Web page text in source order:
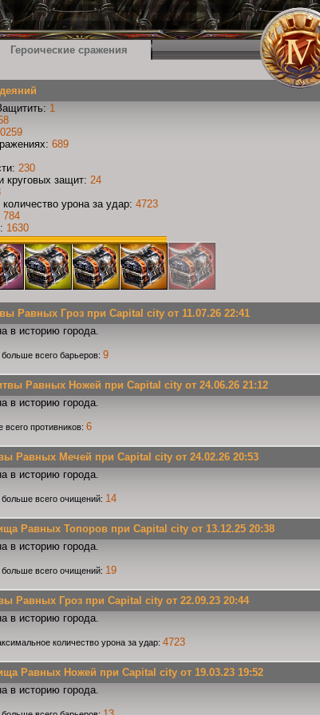
Героические сражения
1
689
230
круговых защит: 24
урона за удар: 4723
784
1630
Равных Гроз при Capital city от 11.07.26 22:41
в историю города.
всего барьеров: 9
Равных Ножей при Capital city от 24.06.26 21:12
в историю города.
всего противников: 6
Равных Мечей при Capital city от 24.02.26 20:53
в историю города.
всего очищений: 14
Равных Топоров при Capital city от 13.12.25 20:38
в историю города.
всего очищений: 19
Равных Гроз при Capital city от 22.09.23 20:44
в историю города.
количество урона за удар: 4723
Равных Ножей при Capital city от 19.03.23 19:52
в историю города.